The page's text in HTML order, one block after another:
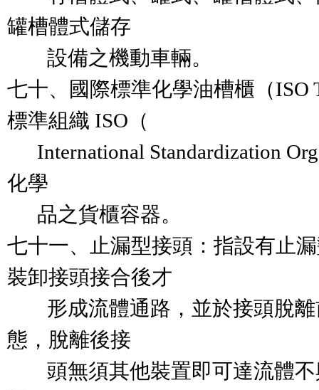
罐槽體式儲存
設備之機動車輛。
七十、國際標準化學油槽櫃（ISO
標準組織 ISO（
International Standardization
化學
品之貨櫃容器。
七十一、止漏型接頭：指設有止
裝卸接頭接合後才
形成流體通路，並於接頭脫離
態，脫離後接
頭無須其他裝置即可達流體不